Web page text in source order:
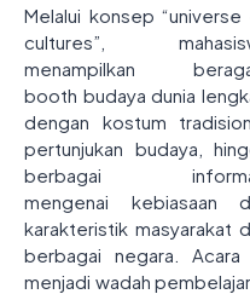
Melalui konsep
cultures”,
menampilkan
booth budaya dunia
dengan kostum
pertunjukan budaya,
berbagai
mengenai kebiasaan
karakteristik masyarakat
berbagai negara. Acara
menjadi wadah